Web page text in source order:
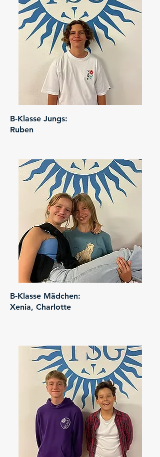
B-Klasse Jungs:
Ruben
B-Klasse Mädchen:
Xenia, Charlotte